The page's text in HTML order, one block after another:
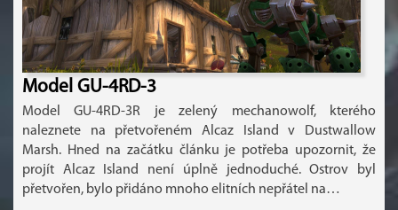
Model GU-4RD-3
Model GU-4RD-3R je zelený mechanowolf, kterého
naleznete na přetvořeném Alcaz Island v Dustwallow
Marsh. Hned na začátku článku je potřeba upozornit, že
projít Alcaz Island není úplně jednoduché. Ostrov byl
přetvořen, bylo přidáno mnoho elitních nepřátel na…